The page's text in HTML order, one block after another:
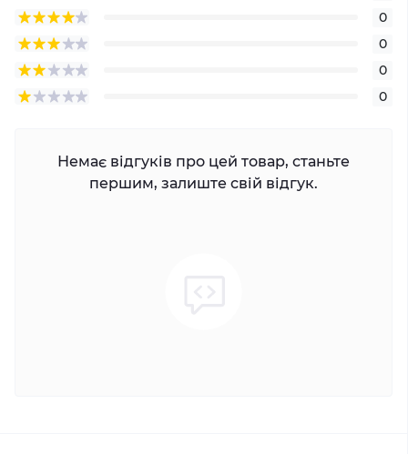
0
0
0
0
Немає відгуків про цей товар, станьте
першим, залиште свій відгук.